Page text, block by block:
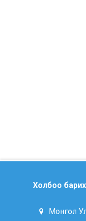
Холбоо барих
Монгол